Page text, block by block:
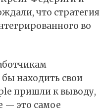
что стратегия
во
бы находить свои
пришли к выводу,
— это самое